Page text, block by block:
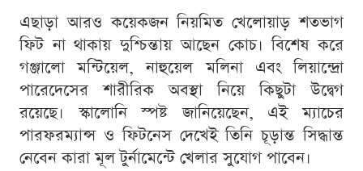
এছাড়া আরও কয়েকজন নিয়মিত খেলোয়াড় শতভাগ
ফিট না থাকায় দুশ্চিন্তায় আছেন কোচ। বিশেষ করে
গঞ্জালো মন্টিয়েল, নাহুয়েল মলিনা এবং লিয়ান্দ্রো
পারেদেসের শারীরিক অবস্থা নিয়ে কিছুটা উদ্বেগ
রয়েছে। স্কালোনি স্পষ্ট জানিয়েছেন, এই ম্যাচের
পারফরম্যান্স ও ফিটনেস দেখেই তিনি চূড়ান্ত সিদ্ধান্ত
নেবেন কারা মূল টুর্নামেন্টে খেলার সুযোগ পাবেন।